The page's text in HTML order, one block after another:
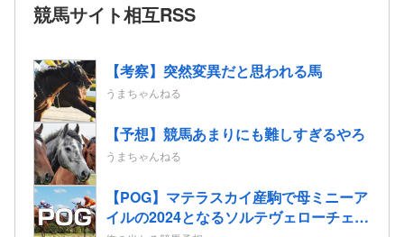
競馬サイト相互RSS
【考察】突然変異だと思われる馬
うまちゃんねる
【予想】競馬あまりにも難しすぎるやろ
うまちゃんねる
【POG】マテラスカイ産駒で母ミニーア
イルの2024となるソルテヴェローチェの